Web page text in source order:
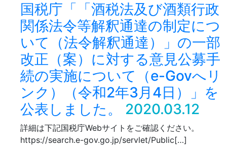
国税庁「「酒税法及び酒類行政
関係法令等解釈通達の制定につ
いて（法令解釈通達）」の一部
改正（案）に対する意見公募手
続の実施について（e-Govへリ
ンク）（令和2年3月4日）」を
公表しました。
2020.03.12
詳細は下記国税庁Webサイトをご確認ください。
https://search.e-gov.go.jp/servlet/Public[…]